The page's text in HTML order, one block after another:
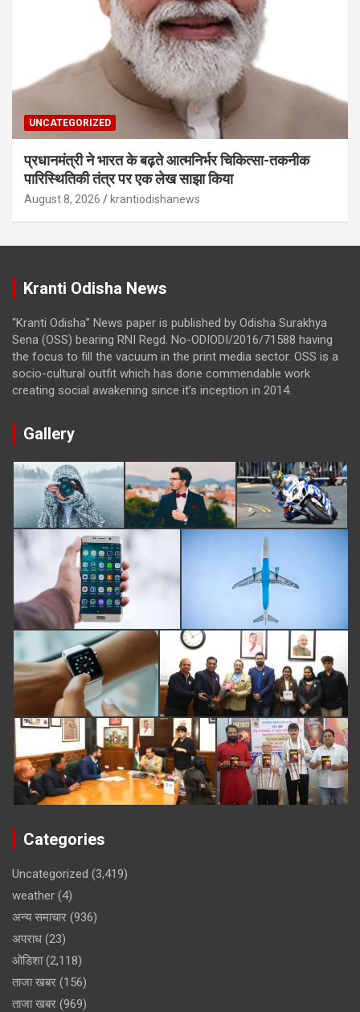
UNCATEGORIZED
प्रधानमंत्री ने भारत के बढ़ते आत्मनिर्भर चिकित्सा-तकनीक
पारिस्थितिकी तंत्र पर एक लेख साझा किया
August 8, 2026 krantiodishanews
Kranti Odisha News
“Kranti Odisha” News paper is published by Odisha Surakhya
Sena (OSS) bearing RNI Regd. No-ODIODI/2016/71588 having
the focus to fill the vacuum in the print media sector. OSS is a
socio-cultural outfit which has done commendable work
creating social awakening since it’s inception in 2014.
Gallery
Categories
Uncategorized (3,419)
weather (4)
अन्य समाचार (936)
अपराध (23)
ओडिशा(2,118)
ताजा खबर (156)
ताजा खबर (969)